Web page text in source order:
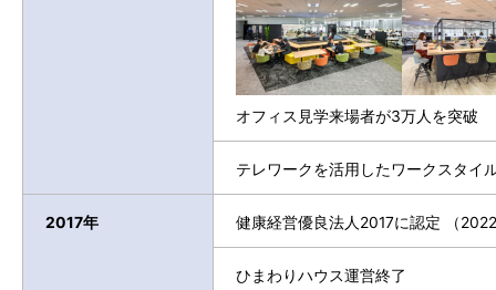
オフィス見学来場者が3万人を突破
テレワークを活用したワークスタイ
2017年 健康経営優良法人2017に認定 （
ひまわりハウス運営終了